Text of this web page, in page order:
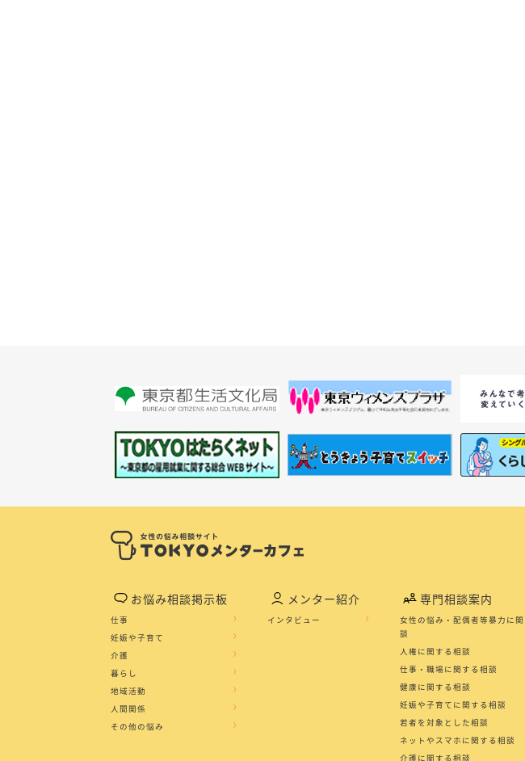
お悩み相談掲示板
仕事
妊娠や子育て
介護
暮らし
地域活動
人間関係
その他の悩み
メンター紹介
インタビュー
専門相談案内
女性の悩み・配偶者等暴力に関
談
人権に関する相談
仕事・職場に関する相談
健康に関する相談
妊娠や子育てに関する相談
若者を対象とした相談
ネットやスマホに関する相談
介護に関する相談